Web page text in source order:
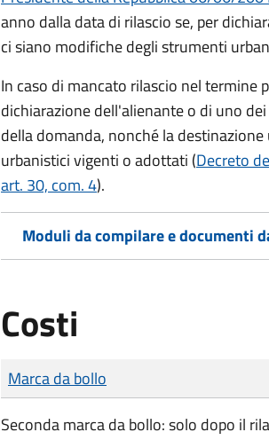
anno dalla data di rilascio se, per
ci siano modifiche degli strumenti
In caso di mancato rilascio nel
dichiarazione dell'alienante o di uno
della domanda, nonché la
urbanistici vigenti o adottati (Decreto
art. 30, com. 4).
Moduli da compilare e documenti
Costi
Tipo di pagamento
Importo
Marca da bollo
Seconda marca da bollo: solo dopo il